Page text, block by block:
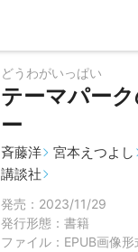
どうわがいっぱい
テーマパー
ー
斉藤洋
宮本えつよし
講談社
発売：2023/11/29
発行形態： 書籍
ファイル：EPUB画像